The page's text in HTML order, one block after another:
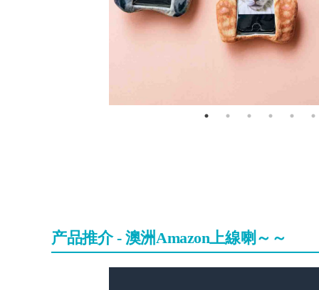
产品推介 - 澳洲Amazon上線喇～～